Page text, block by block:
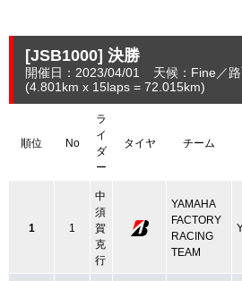
[JSB1000] 決勝
開催日：2023/04/01 天候：Fine
(4.801 km x 15laps = 72.015km)
順位 No
ラ
イ
ダ
ー
タイヤ チーム
1 1
中
須
賀
克
行
YAMAHA
FACTORY
RACING
TEAM